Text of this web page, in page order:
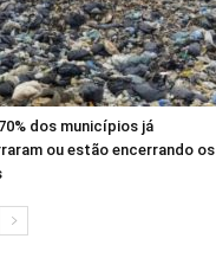
dos municípios já
ou estão encerrando os